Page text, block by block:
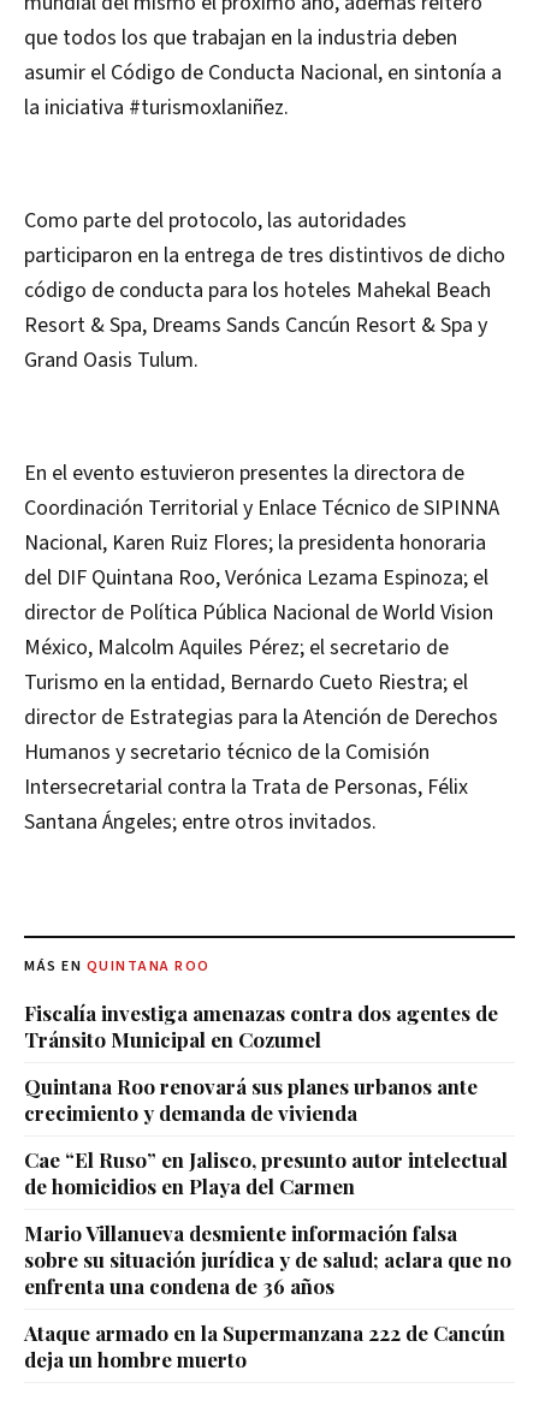
que todos los que trabajan en la industria deben
asumir el Código de Conducta Nacional, en sintonía a
la iniciativa #turismoxlaniñez.
Como parte del protocolo, las autoridades
participaron en la entrega de tres distintivos de dicho
código de conducta para los hoteles Mahekal Beach
Resort & Spa, Dreams Sands Cancún Resort & Spa y
Grand Oasis Tulum.
En el evento estuvieron presentes la directora de
Coordinación Territorial y Enlace Técnico de SIPINNA
Nacional, Karen Ruiz Flores; la presidenta honoraria
del DIF Quintana Roo, Verónica Lezama Espinoza; el
director de Política Pública Nacional de World Vision
México, Malcolm Aquiles Pérez; el secretario de
Turismo en la entidad, Bernardo Cueto Riestra; el
director de Estrategias para la Atención de Derechos
Humanos y secretario técnico de la Comisión
Intersecretarial contra la Trata de Personas, Félix
Santana Ángeles; entre otros invitados.
MÁS EN QUINTANA ROO
Fiscalía investiga amenazas contra dos agentes de
Tránsito Municipal en Cozumel
Quintana Roo renovará sus planes urbanos ante
crecimiento y demanda de vivienda
Cae “El Ruso” en Jalisco, presunto autor intelectual
de homicidios en Playa del Carmen
Mario Villanueva desmiente información falsa
sobre su situación jurídica y de salud; aclara que no
enfrenta una condena de 36 años
Ataque armado en la Supermanzana 222 de Cancún
deja un hombre muerto